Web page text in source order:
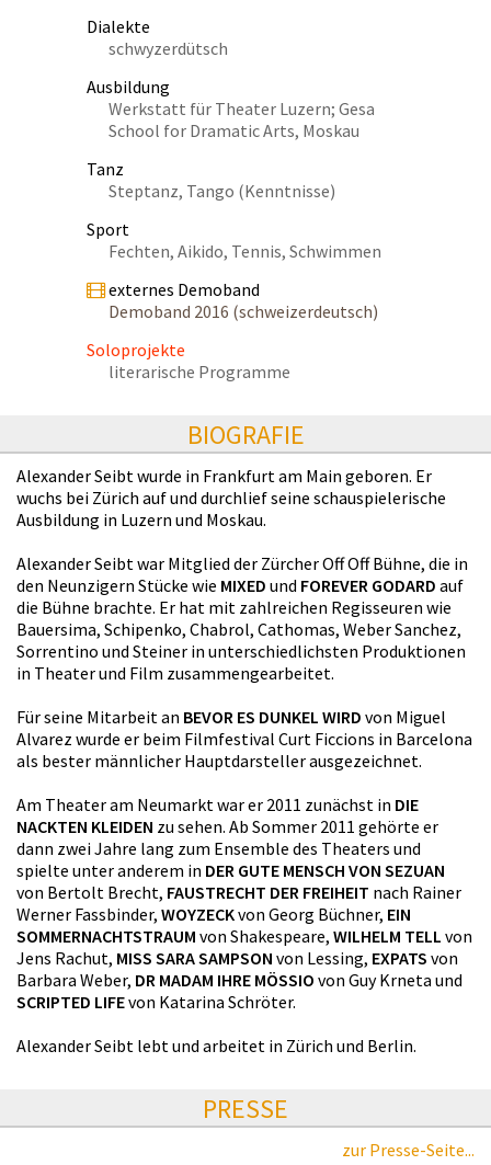
Dialekte
schwyzerdütsch
Ausbildung
Werkstatt für Theater Luzern; Gesa
School for Dramatic Arts, Moskau
Tanz
Steptanz, Tango (Kenntnisse)
Sport
Fechten, Aikido, Tennis, Schwimmen
externes Demoband
Demoband 2016 (schweizerdeutsch)
Soloprojekte
literarische Programme
BIOGRAFIE
Alexander Seibt wurde in Frankfurt am Main geboren. Er
wuchs bei Zürich auf und durchlief seine schauspielerische
Ausbildung in Luzern und Moskau.
Alexander Seibt war Mitglied der Zürcher Off Off Bühne, die in
den Neunzigern Stücke wie MIXED und FOREVER GODARD auf
die Bühne brachte. Er hat mit zahlreichen Regisseuren wie
Bauersima, Schipenko, Chabrol, Cathomas, Weber Sanchez,
Sorrentino und Steiner in unterschiedlichsten Produktionen
in Theater und Film zusammengearbeitet.
Für seine Mitarbeit an BEVOR ES DUNKEL WIRD von Miguel
Alvarez wurde er beim Filmfestival Curt Ficcions in Barcelona
als bester männlicher Hauptdarsteller ausgezeichnet.
Am Theater am Neumarkt war er 2011 zunächst in DIE
NACKTEN KLEIDEN zu sehen. Ab Sommer 2011 gehörte er
dann zwei Jahre lang zum Ensemble des Theaters und
spielte unter anderem in DER GUTE MENSCH VON SEZUAN
von Bertolt Brecht, FAUSTRECHT DER FREIHEIT nach Rainer
Werner Fassbinder, WOYZECKvon Georg Büchner, EIN
SOMMERNACHTSTRAUM von Shakespeare, WILHELM TELL von
Jens Rachut, MISS SARA SAMPSON von Lessing, EXPATS von
Barbara Weber, DR MADAM IHRE MÖSSIO von Guy Krneta und
SCRIPTED LIFEvon Katarina Schröter.
Alexander Seibt lebt und arbeitet in Zürich und Berlin.
PRESSE
zur Presse-Seite...